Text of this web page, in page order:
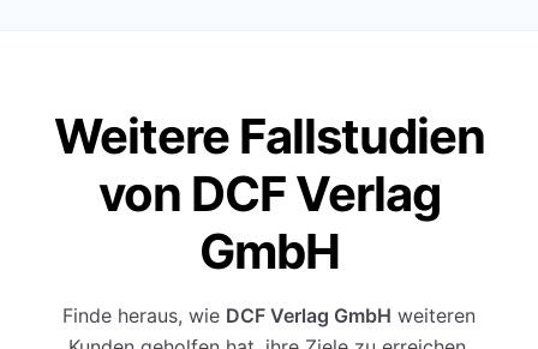
Weitere Fallstudien
von DCF Verlag
GmbH
Finde heraus, wie DCF Verlag GmbH weiteren